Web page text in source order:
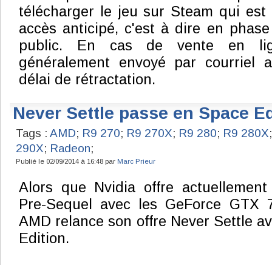
télécharger le jeu sur Steam qui
accès anticipé, c'est à dire en
public. En cas de vente en
généralement envoyé par courriel
délai de rétractation.
Never Settle passe en Space
Tags : AMD; R9 270; R9 270X; R9 280; R9 280X
290X; Radeon;
Publié le 02/09/2014 à 16:48 par Marc Prieur
Alors que Nvidia offre
Pre-Sequel avec les GeForce GTX
AMD relance son offre Never Settle
Edition.